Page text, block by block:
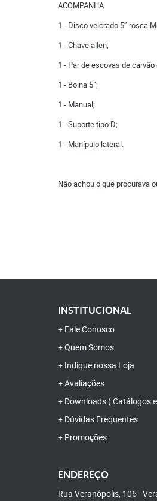
ACOMPANHA
1 - Disco velcrado 5” rosca
1 - Chave allen;
1 - Par de escovas de carvão
1 - Boina 5”;
1 - Manual;
1 - Suporte tipo D;
1 - Manípulo lateral.
Não achou o que procurava
INSTITUCIONAL
Fale Conosco
Quem Somos
Indique nossa Loja
Avaliações
Downloads ( Catálogos
Dúvidas Frequentes
Promoções
ENDEREÇO
Rua Veranópolis, 106-